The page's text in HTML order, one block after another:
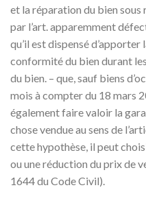
et la réparation du bien sous
par l’art. apparemment
qu’il est dispensé
conformité du bien durant
du bien. – que, sauf biens
mois à compter du 18 mars
également faire valoir la
chose vendue au sens de
cette hypothèse, il peut
ou une réduction du prix de
1644 du Code Civil).